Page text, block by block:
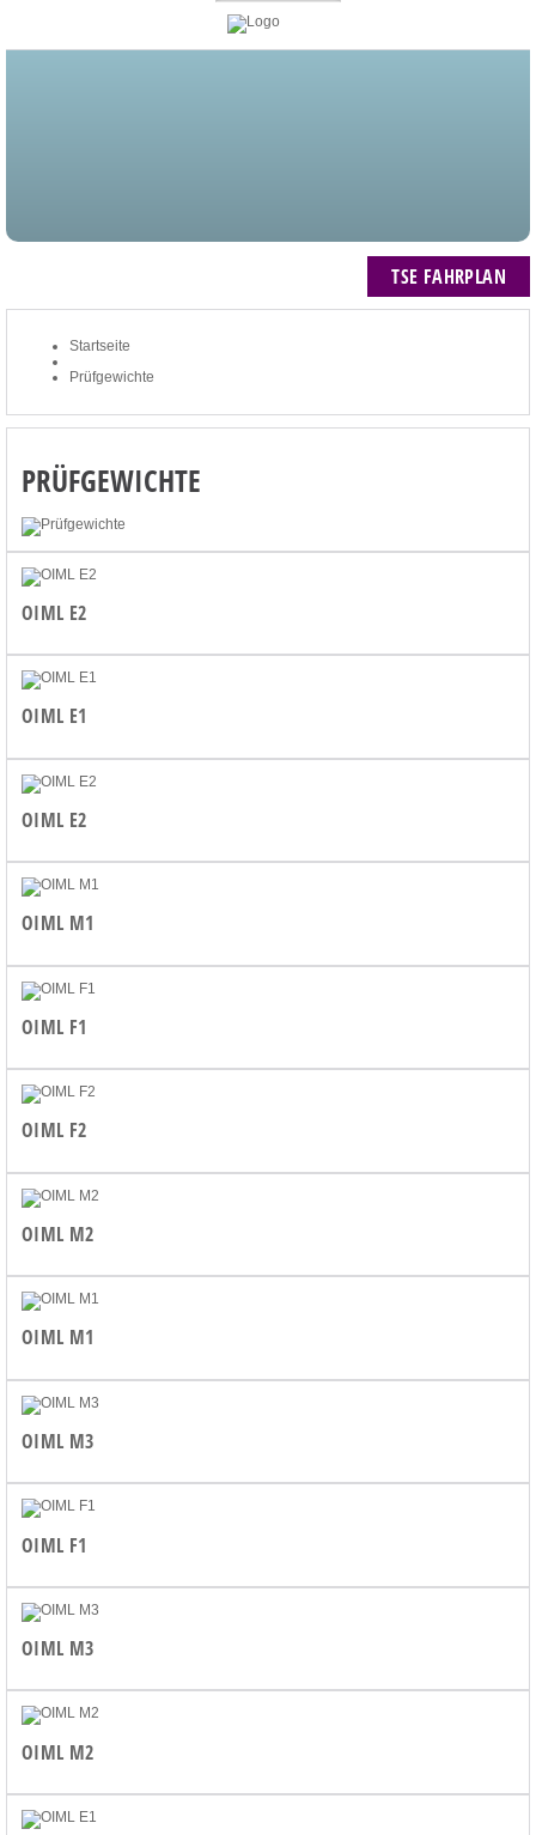
TSE FAHRPLAN
Startseite
Prüfgewichte
PRÜFGEWICHTE
OIML E2
OIML E1
OIML E2
OIML M1
OIML F1
OIML F2
OIML M2
OIML M1
OIML M3
OIML F1
OIML M3
OIML M2